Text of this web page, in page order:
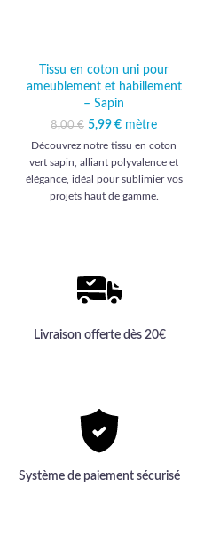
Tissu en coton uni pour
ameublement et habillement
– Sapin
8,00€ Le prix initial était :
5,99 € Le prix actuel
est : 5,99 €.
mètre
Découvrez notre tissu en coton
vert sapin, alliant polyvalence et
élégance, idéal pour sublimier vos
projets haut de gamme.
Livraison offerte dès 20€
Système de paiement sécurisé